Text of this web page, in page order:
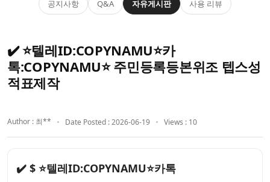
공지사항 Q&A 자유게시판 사용 리뷰
✔️ ⭐텔레ID:COPYNAMU⭐카
톡:COPYNAMU⭐ 주민등록등본위조 텝스성
적표제작
Author : 최** Date Posted : 2026-06-19 Views : 10
✔️ $ ⭐텔레ID:COPYNAMU⭐카톡